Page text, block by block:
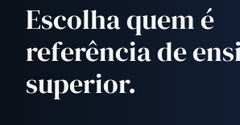
Escolha quem é
referência de
superior.